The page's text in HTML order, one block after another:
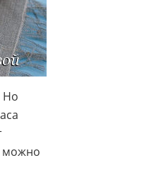
Но
можно